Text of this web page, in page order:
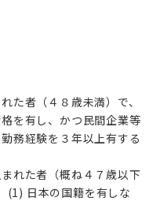
た者（４８歳未満）で、
を有し、かつ民間企業等
務経験を３年以上有する
れた者（概ね４７歳以下
(1) 日本の国籍を有しな